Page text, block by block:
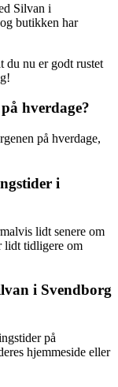
Silvan i
butikken har
du nu er godt rustet
hverdage?
på hverdage,
i
lidt senere om
lidt tidligere om
i Svendborg
på
hjemmeside eller